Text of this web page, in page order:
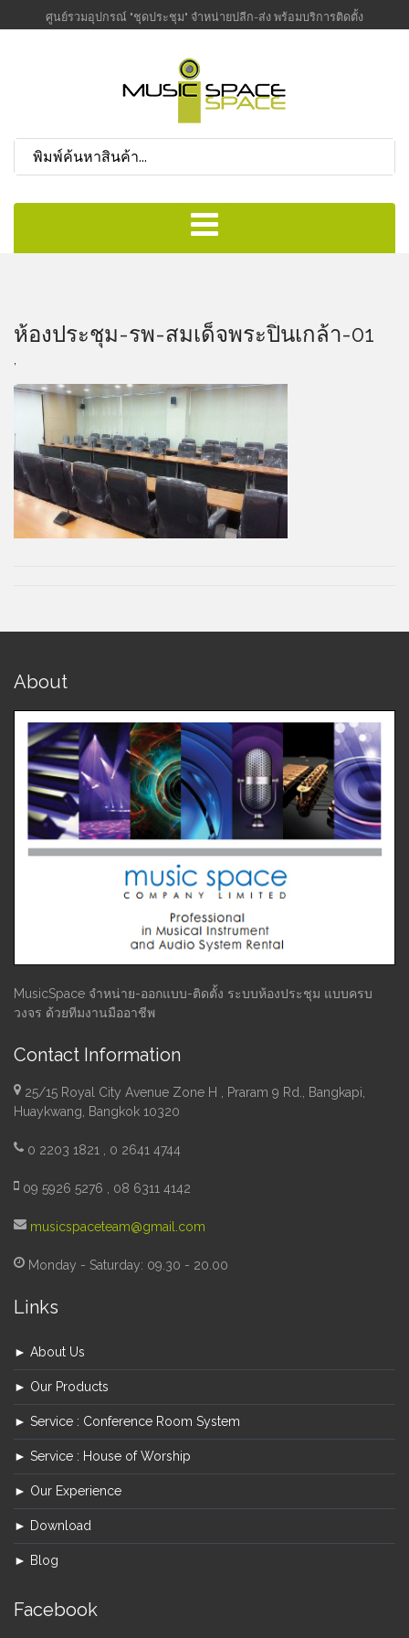
ศูนย์รวมอุปกรณ์ "ชุดประชุม" จำหน่ายปลีก-ส่ง พร้อมบริการติดตั้ง
ห้องประชุม-รพ-สมเด็จพระปิ่นเกล้า-01
About
MusicSpace จำหน่าย-ออกแบบ-ติดตั้ง ระบบห้องประชุม แบบครบ
วงจร ด้วยทีมงานมืออาชีพ
Contact Information
25/15 Royal City Avenue Zone H , Praram 9 Rd., Bangkapi,
Huaykwang, Bangkok 10320
0 2203 1821 , 0 2641 4744
09 5926 5276 , 08 6311 4142
musicspaceteam@gmail.com
Monday - Saturday: 09.30 - 20.00
Links
► About Us
► Our Products
► Service : Conference Room System
► Service : House of Worship
► Our Experience
► Download
► Blog
Facebook